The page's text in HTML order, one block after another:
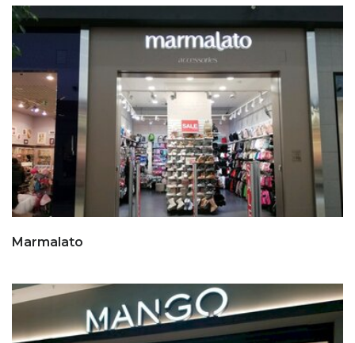
Marmalato